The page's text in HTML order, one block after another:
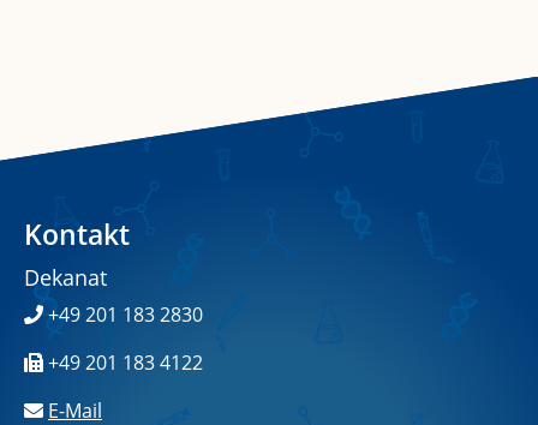
Kontakt
Dekanat
+49 201 183 2830
+49 201 183 4122
E-Mail